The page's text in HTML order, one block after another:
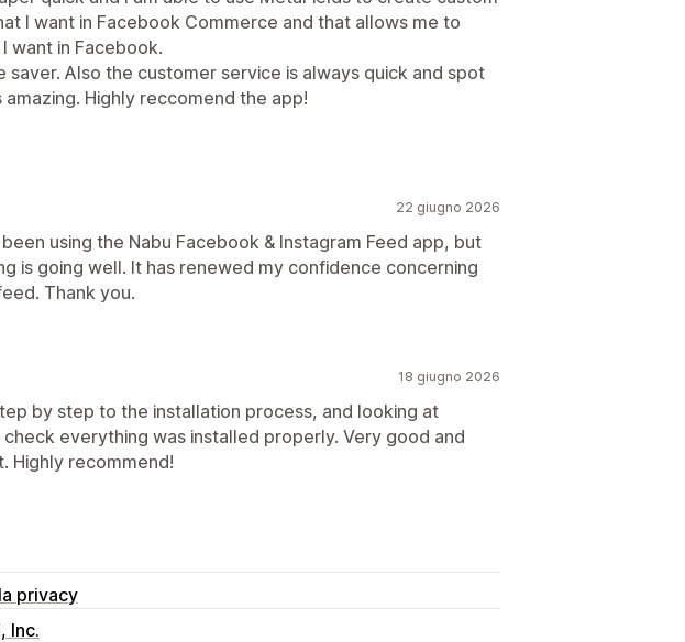
I want in Facebook Commerce and that allows me to
want in Facebook.
saver. Also the customer service is always quick and spot
amazing. Highly reccomend the app!
22 giugno 2026
using the Nabu Facebook & Instagram Feed app, but
is going well. It has renewed my confidence concerning
Thank you.
18 giugno 2026
by step to the installation process, and looking at
everything was installed properly. Very good and
Highly recommend!
privacy
Inc.